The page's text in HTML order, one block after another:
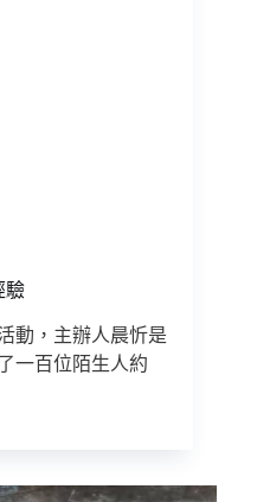
驗
動，主辦人晨忻是
一百位陌生人約